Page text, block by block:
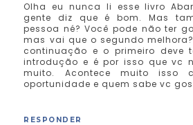
Olha eu nunca li esse livro
gente diz que é bom. Mas
pessoa né? Você pode não ter
mas vai que o segundo
continuação e o primeiro deve
introdução e é por isso que vc
muito. Acontece muito isso
oportunidade e quem sabe vc
RESPONDER